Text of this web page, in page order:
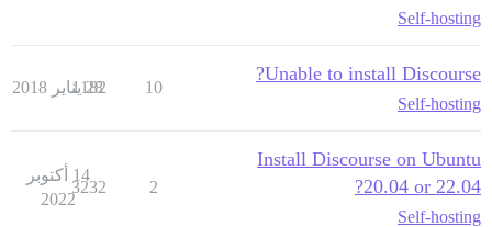
Self-hosting
Unable to install Discourse?
Self-hosting
10
1182
28 يناير 2018
Install Discourse on Ubuntu
20.04 or 22.04?
Self-hosting
2
3232
14 أكتوبر
2022